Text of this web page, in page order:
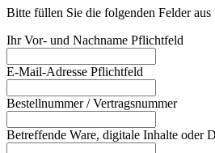
Bitte füllen Sie die folgenden Felder aus
Ihr Vor- und Nachname Pflichtfeld
E-Mail-Adresse Pflichtfeld
Bestellnummer / Vertragsnummer
Betreffende Ware, digitale Inhalte oder